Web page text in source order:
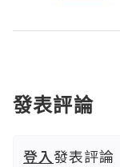
發表評論
登入發表評論